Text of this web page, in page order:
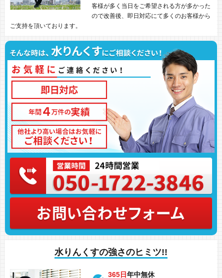
客様が多く当日をご希望される方が多かった
ので改善後、即日対応にて多くのお客様から
ご支持を頂いております。
水りんくすの強さのヒミツ!!
365日年中無休